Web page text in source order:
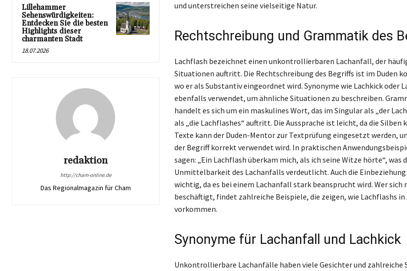
Lillehammer
Sehenswürdigkeiten:
Entdecken Sie die besten
Highlights dieser
charmanten Stadt
18.07.2026
redaktion
http://cham-online.de
Das Regionalmagazin für Cham
und unterstreichen seine vielseitige Natur.
Rechtschreibung und Grammatik des
Lachflash bezeichnet einen unkontrollierbaren Lachanfall, der
Situationen auftritt. Die Rechtschreibung des Begriffs ist im Duden
wo er als Substantiv eingeordnet wird. Synonyme wie Lachkick oder
ebenfalls verwendet, um ähnliche Situationen zu beschreiben.
handelt es sich um ein maskulines Wort, das im Singular als „der
als „die Lachflashes“ auftritt. Die Aussprache ist leicht, da die
Texte kann der Duden-Mentor zur Textprüfung eingesetzt werden,
der Begriff korrekt verwendet wird. In praktischen
sagen: „Ein Lachflash überkam mich, als ich seine Witze hörte“, was
Unmittelbarkeit des Lachanfalls verdeutlicht. Auch die
wichtig, da es bei einem Lachanfall stark beansprucht wird. Wer sich
beschäftigt, findet zahlreiche Beispiele, die zeigen, wie Lachflashs
vorkommen.
Synonyme für Lachanfall und Lachkick
Unkontrollierbare Lachanfälle haben viele Gesichter und zahlreiche